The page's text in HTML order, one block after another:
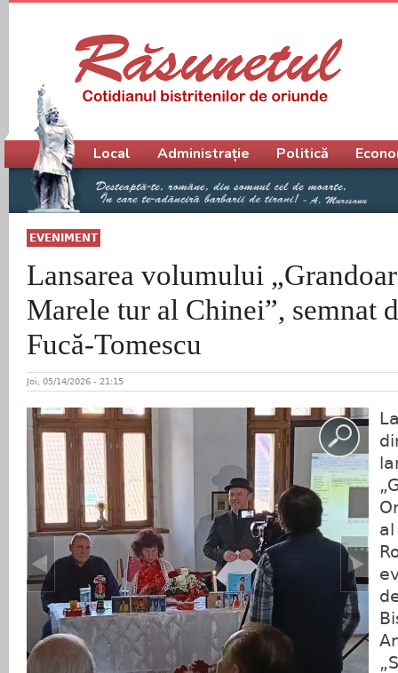
EVENIMENT
Lansarea volumului
Marele tur al Chinei”, semnat
Fucă-Tomescu
Joi, 05/14/2026 - 21:15
Meniu principal
Local Administrație Politică